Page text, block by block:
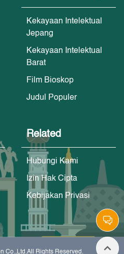
Kekayaan Intelektual
Jepang
Kekayaan Intelektual
Barat
Film Bioskop
Judul Populer
Related
Hubungi Kami
Izin Hak Cipta
Kebijakan Privasi
Co.,Ltd.All Rights Reserved.